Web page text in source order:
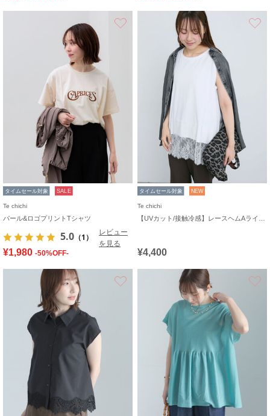
タイムセール対象 SALE
Te chichi
パール&ロゴプリントTシャツ
5.0 （1）
レビュー
を見る
¥1,980 -50%OFF-
タイムセール対象 NEW
Te chichi
¥4,400